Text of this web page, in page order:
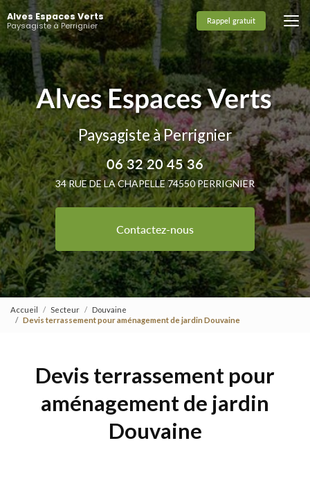
Aller
au
contenu
principal
Alves Espaces Verts
Paysagiste à Perrignier Rappel gratuit
Paysagiste à Perrignier
06 32 20 45 36
34 RUE DE LA CHAPELLE 74550 PERRIGNIER
Contactez-nous
Accueil Secteur
Douvaine
Devis terrassement pour aménagement de jardin Douvaine
Devis terrassement pour
aménagement de jardin
Douvaine